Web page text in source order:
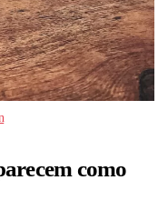
como